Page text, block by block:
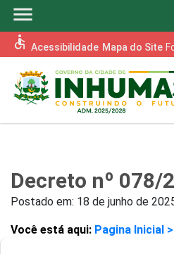
menu
accessible Acessibilidade Mapa do Site
Decreto nº 078/
Postado em: 18 de junho de
Você está aqui: Pagina Inicial >